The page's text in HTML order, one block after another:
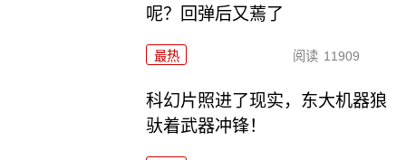
呢？回弹后又蔫了
最热 阅读 11909
科幻片照进了现实，东大机器狼
驮着武器冲锋！